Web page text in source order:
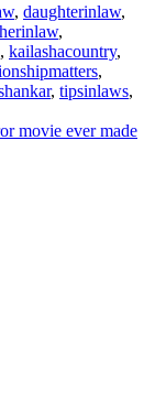
, daughterinlaw,
,
, kailashacountry,
,
, tipsinlaws,
movie ever made